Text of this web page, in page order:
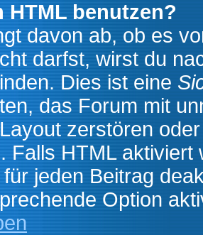
HTML benutzen?
davon ab, ob es
darfst, wirst du
Dies ist eine
das Forum mit
zerstören
Falls HTML
für jeden Beitrag
Option